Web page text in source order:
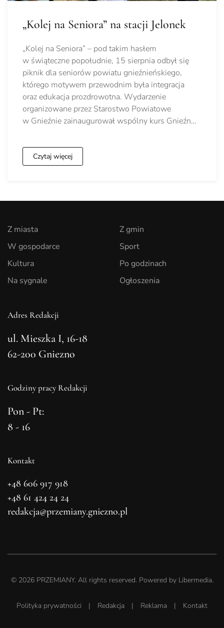
„Kolej na Seniora” na stacji Jelonek
„Kolej na Seniora” – pod takim hasłem
w świąteczne popołudnie, 15 sierpnia odbył się
piknik dla seniorów powiatu gnieźnieńskiego,
którego motywem przewodnim była integracja
oraz edukacja prozdrowotna. Wydarzenie
organizowane przez Starostwo Powiatowe
w Gnieźnie zainaugurował wspólny kurs Gnieźn…
Czytaj więcej
Z miasta
W gospodarce
Kultura
Na sygnale
Z gmin
Sport
Po godzinach
Ogłoszenia
Adres Redakcji
ul. Mieszka I, 16-18
62-200 Gniezno
Godziny pracy Redakcji
Pon - Pt:
8 - 16
Kontakt
+48 606 917 918
+48 61 424 24 24
redakcja@przemiany.gniezno.pl
© 2026PRZEMIANY. All rights reserved. Powered by Libermedia.
Polityka prywatności | Redakcja | Reklama | Kontakt